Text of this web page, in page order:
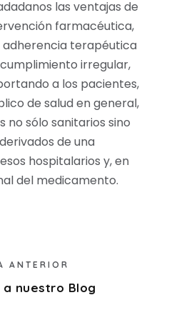
las ventajas de
farmacéutica,
terapéutica
irregular,
a los pacientes,
de salud en general,
sólo sanitarios sino
de una
hospitalarios y, en
del medicamento.
ANTERIOR
nuestro Blog